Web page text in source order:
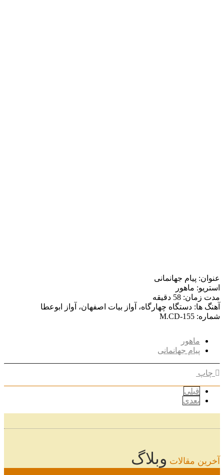
عنوان: پیام جهانمانی
استریو: ماهور
مدت زمان: 58 دقیقه
آهنگ ها: دستگاه چهارگاه، آواز بیات اصفهان، آواز ابوعطا
شماره: M.CD-155
ماهور
پیام جهانمانی
چاپ
قبلی
بعدی
آخرین مقالات وبلاگ